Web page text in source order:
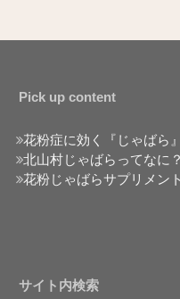
Pick up content
花粉症に効く『じゃばら
北山村じゃばらってなに？
花粉じゃばらサプリメン
サイト内検索